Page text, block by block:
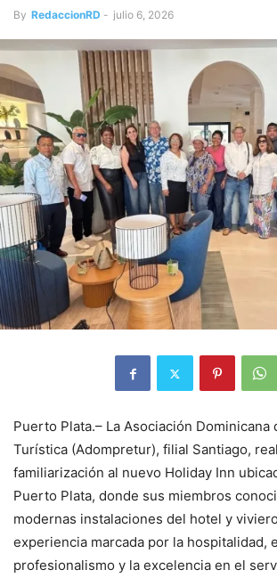
By RedaccionRD - julio 6, 2026
Puerto Plata.– La Asociación Dominicana
Turística (Adompretur), filial Santiago,
familiarización al nuevo Holiday Inn
Puerto Plata, donde sus miembros
modernas instalaciones del hotel y
experiencia marcada por la hospitalidad,
profesionalismo y la excelencia en el